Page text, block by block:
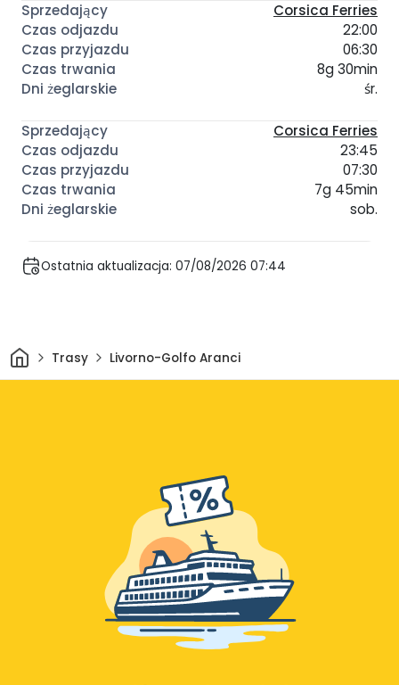
Corsica Ferries
22:00
06:30
8g 30min
śr.
Corsica Ferries
23:45
07:30
7g 45min
sob.
Ostatnia aktualizacja: 07/08/2026 07:44
DomTrasy Livorno-Golfo Aranci